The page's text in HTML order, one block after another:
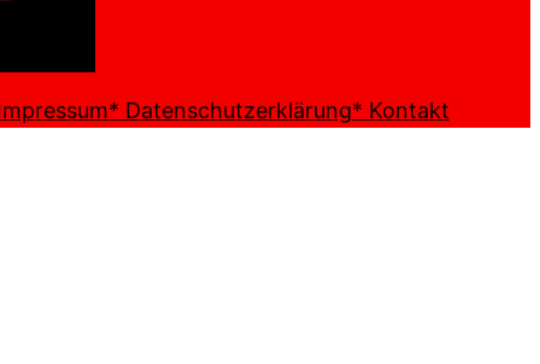
* Datenschutzerklärung* Kontakt